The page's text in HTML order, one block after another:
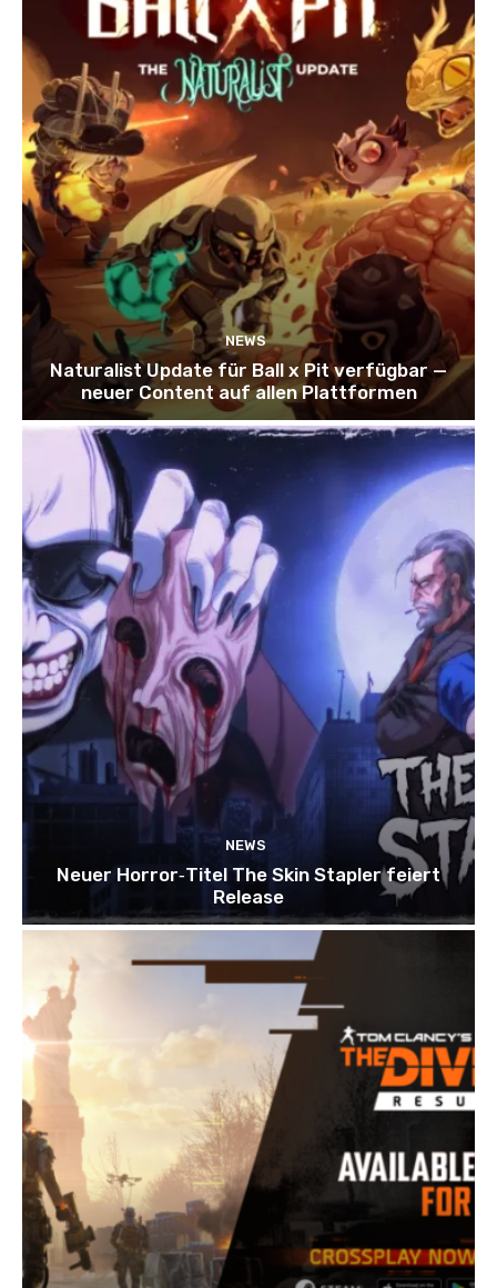
NEWS
Naturalist Update für Ball x Pit verfügbar —
neuer Content auf allen Plattformen
NEWS
Neuer Horror‑Titel The Skin Stapler feiert
Release